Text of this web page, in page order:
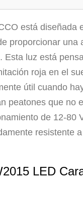
está diseñada
proporcionar una
luz está
roja en el
útil cuando
peatones que no
de 12-80
resistente
LED